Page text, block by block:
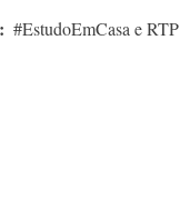
#EstudoEmCasa e RTP